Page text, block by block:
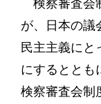
検察審査会
が、日本の議
民主主義にと
にするととも
検察審査会制